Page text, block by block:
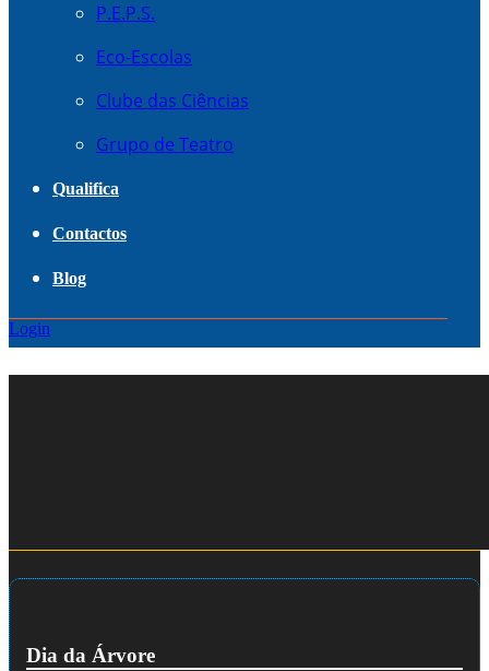
P.E.P.S.
Eco-Escolas
Clube das Ciências
Grupo de Teatro
Qualifica
Contactos
Blog
Login
Dia da Árvore